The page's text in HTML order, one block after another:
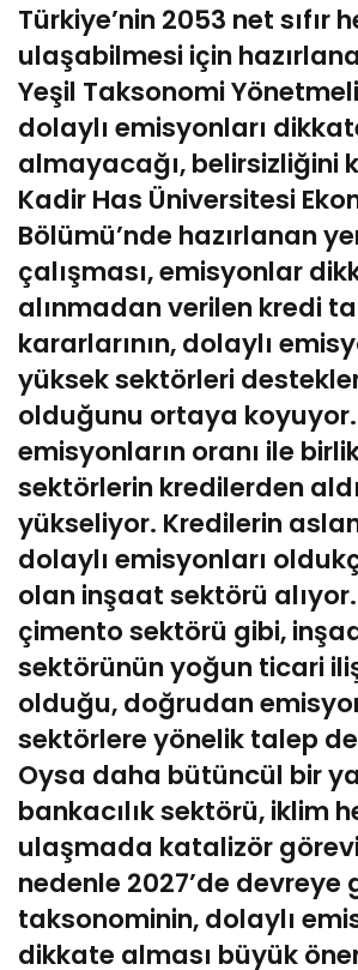
Türkiye’nin 2053 net sıfır
ulaşabilmesi için
Yeşil Taksonomi
dolaylı emisyonları
almayacağı, belirsizliğini
Kadir Has Üniversitesi
Bölümü’nde hazırlanan
çalışması, emisyonlar
alınmadan verilen kredi
kararlarının, dolaylı
yüksek sektörleri
olduğunu ortaya koyuyor.
emisyonların oranı ile
sektörlerin kredilerden
yükseliyor. Kredilerin
dolaylı emisyonları
olan inşaat sektörü
çimento sektörü gibi,
sektörünün yoğun ticari
olduğu, doğrudan
sektörlere yönelik talep
Oysa daha bütüncül bir
bankacılık sektörü, iklim
ulaşmada katalizör
nedenle 2027’de devreye
taksonominin, dolaylı
dikkate alması büyük